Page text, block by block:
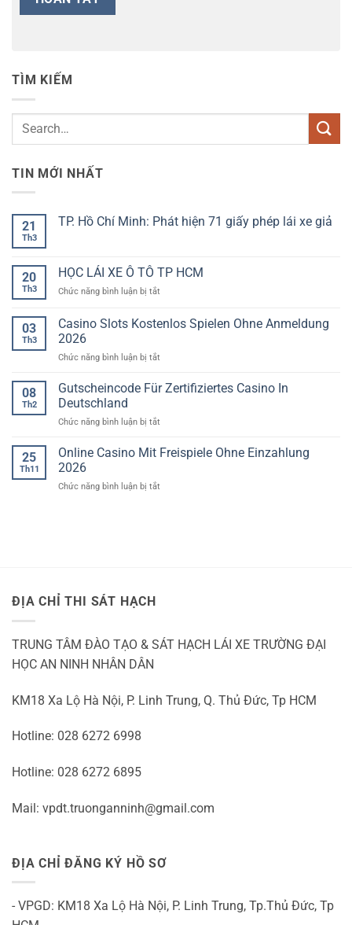
TÌM KIẾM
TIN MỚI NHẤT
21
Th3
TP. Hồ Chí Minh: Phát hiện 71 giấy phép lái xe giả
luận
ở
TP.
Minh:
Phát
hiện
giấy
xe
giả
20
Th3
HỌC LÁI XE Ô TÔ TP HCM
Chức năng bình luận bị tắt
LÁI
XE
TÔ
HCM
03
Th3
Casino Slots Kostenlos Spielen Ohne Anmeldung
2026
Chức năng bình luận bị tắt
Slots
Ohne
2026
08
Th2
Gutscheincode Für Zertifiziertes Casino In
Deutschland
Chức năng bình luận bị tắt
Für
Zertifiziertes
In
25
Th11
Online Casino Mit Freispiele Ohne Einzahlung
2026
Chức năng bình luận bị tắt
ĐỊA CHỈ THI SÁT HẠCH
TRUNG TÂM ĐÀO TẠO & SÁT HẠCH LÁI XE TRƯỜNG ĐẠI
HỌC AN NINH NHÂN DÂN
KM18 Xa Lộ Hà Nội, P. Linh Trung, Q. Thủ Đức, Tp HCM
Hotline: 028 6272 6998
Hotline: 028 6272 6895
Mail: vpdt.truonganninh@gmail.com
ĐỊA CHỈ ĐĂNG KÝ HỒ SƠ
- VPGD: KM18 Xa Lộ Hà Nội, P. Linh Trung, Tp.Thủ Đức, Tp